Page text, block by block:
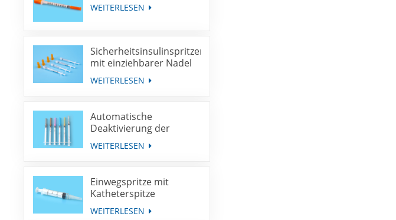
WEITERLESEN
Sicherheitsinsulinspritzen
mit einziehbarer Nadel
WEITERLESEN
Automatische
Deaktivierung der
Spritze für die
Immunisierung mit
WEITERLESEN
Einwegspritze mit
Katheterspitze
WEITERLESEN